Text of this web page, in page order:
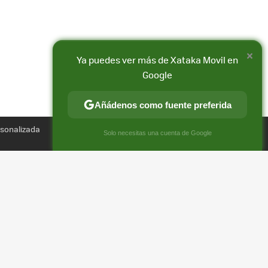
Compartir
FACEBOOK
X
E-
×
Ya puedes ver más de Xataka Movil en
Google
Añádenos como fuente preferida
Solo necesitas una cuenta de Google